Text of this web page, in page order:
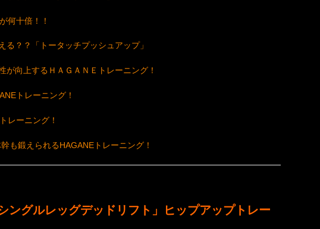
何十倍！！
る？？「トータッチプッシュアップ」
が向上するＨＡＧＡＮＥトレーニング！
トレーニング！
レーニング！
も鍛えられるHAGANEトレーニング！
ングルレッグデッドリフト 」ヒップアップトレー